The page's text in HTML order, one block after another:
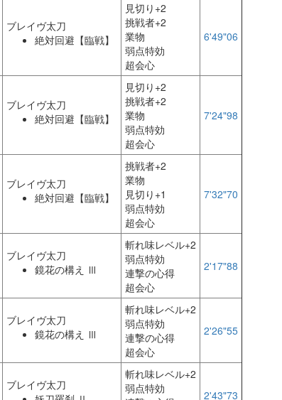
ブレイヴ太刀
絶対回避【臨戦】
見切り+2
挑戦者+2
業物
弱点特効
超会心
6'49"06
ブレイヴ太刀
絶対回避【臨戦】
見切り+2
挑戦者+2
業物
弱点特効
超会心
7'24"98
ブレイヴ太刀
絶対回避【臨戦】
挑戦者+2
業物
見切り+1
弱点特効
超会心
7'32"70
ブレイヴ太刀
鏡花の構え Ⅲ
斬れ味レベル+2
弱点特効
連撃の心得
超会心
2'17"88
ブレイヴ太刀
鏡花の構え Ⅲ
斬れ味レベル+2
弱点特効
連撃の心得
超会心
2'26"55
ブレイヴ太刀
斬れ味レベル+2
弱点特効
2'43"73